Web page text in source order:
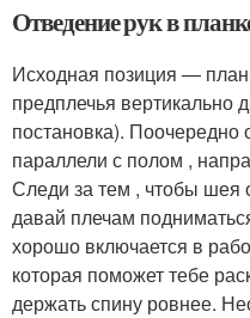
Отведение рук в
Исходная позиция —
предплечья вертикально
постановка). Поочередно
параллели с полом ,
Следи за тем , чтобы шея
давай плечам
хорошо включается в
которая поможет тебе
держать спину ровнее.